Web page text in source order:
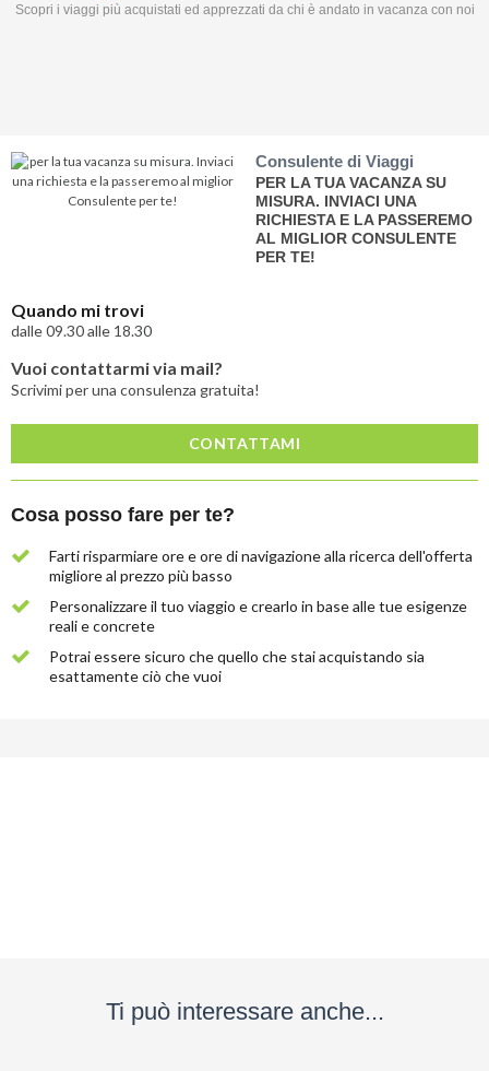
qui
la
Scopri i viaggi più acquistati ed apprezzati da chi è andato in vacanza con noi
Consulente di Viaggi
PER LA TUA VACANZA SU
MISURA. INVIACI UNA
RICHIESTA E LA PASSEREMO
AL MIGLIOR CONSULENTE
PER TE!
Quando mi trovi
dalle 09.30 alle 18.30
Vuoi contattarmi via mail?
Scrivimi per una consulenza gratuita!
CONTATTAMI
Cosa posso fare per te?
Farti risparmiare ore e ore di navigazione alla ricerca dell'offerta
migliore al prezzo più basso
Personalizzare il tuo viaggio e crearlo in base alle tue esigenze
reali e concrete
Potrai essere sicuro che quello che stai acquistando sia
esattamente ciò che vuoi
Ti può interessare anche...